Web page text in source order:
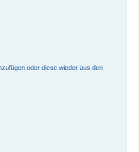
oder diese wieder aus den